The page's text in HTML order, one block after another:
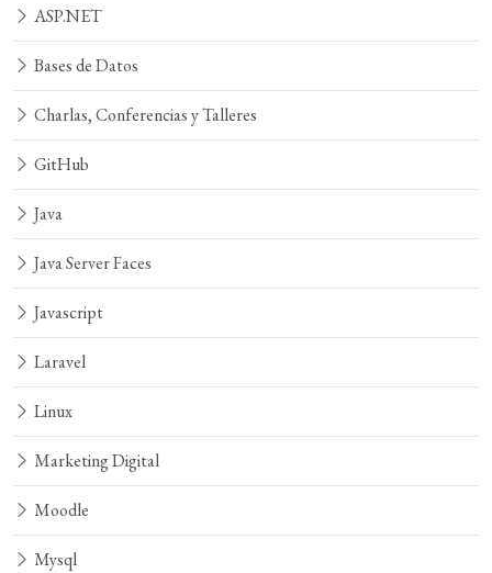
ASP.NET
Bases de Datos
Charlas, Conferencias y Talleres
GitHub
Java
Java Server Faces
Javascript
Laravel
Linux
Marketing Digital
Moodle
Mysql